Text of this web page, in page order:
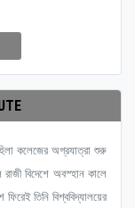
কলেজের অগ্রযাত্রা শুরু
বিদেশে অবস্হান কালে
তিনি বিশ্ববিদ্যালয়ের